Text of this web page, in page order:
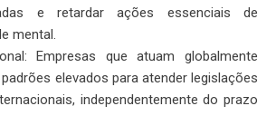
e retardar ações essenciais de
mental.
Empresas que atuam globalmente
elevados para atender legislações
independentemente do prazo